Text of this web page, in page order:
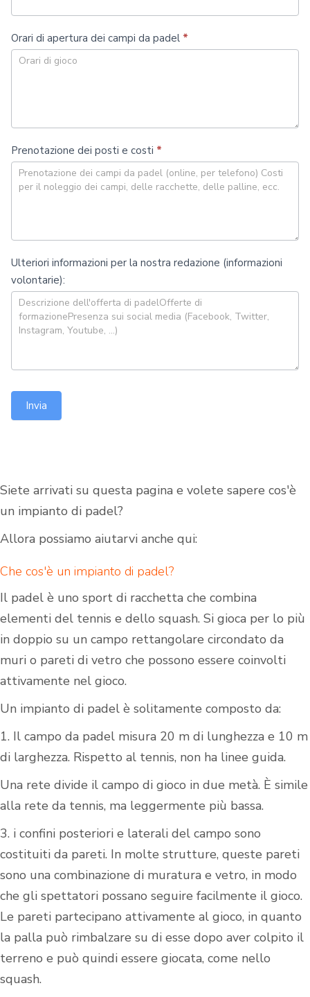
Orari di apertura dei campi da padel *
Prenotazione dei posti e costi *
Ulteriori informazioni per la nostra redazione (informazioni
volontarie):
Invia
Siete arrivati su questa pagina e volete sapere cos'è
un impianto di padel?
Allora possiamo aiutarvi anche qui:
Che cos'è un impianto di padel?
Il padel è uno sport di racchetta che combina
elementi del tennis e dello squash. Si gioca per lo più
in doppio su un campo rettangolare circondato da
muri o pareti di vetro che possono essere coinvolti
attivamente nel gioco.
Un impianto di padel è solitamente composto da:
1. Il campo da padel misura 20 m di lunghezza e 10 m
di larghezza. Rispetto al tennis, non ha linee guida.
Una rete divide il campo di gioco in due metà. È simile
alla rete da tennis, ma leggermente più bassa.
3. i confini posteriori e laterali del campo sono
costituiti da pareti. In molte strutture, queste pareti
sono una combinazione di muratura e vetro, in modo
che gli spettatori possano seguire facilmente il gioco.
Le pareti partecipano attivamente al gioco, in quanto
la palla può rimbalzare su di esse dopo aver colpito il
terreno e può quindi essere giocata, come nello
squash.